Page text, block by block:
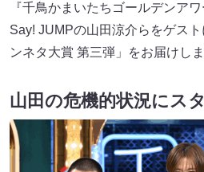
『千鳥かまいたちゴールデンア
Say! JUMPの山田涼介らをゲス
ンネタ大賞 第三弾」をお届けしま
山田の危機的状況にス